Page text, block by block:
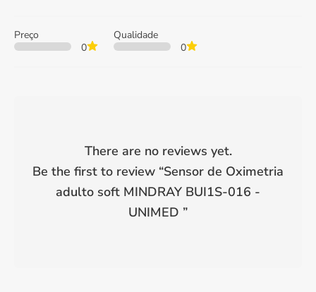
Preço
0
Qualidade
0
There are no reviews yet.
Be the first to review “Sensor de Oximetria
adulto soft MINDRAY BUI1S-016 -
UNIMED ”